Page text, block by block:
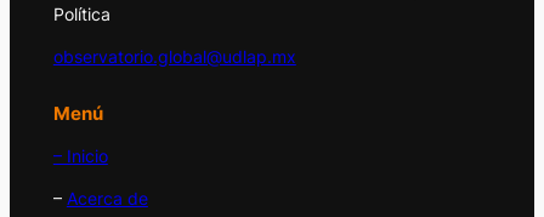
Política
observatorio.global@udlap.mx
Menú
– Inicio
– Acerca de